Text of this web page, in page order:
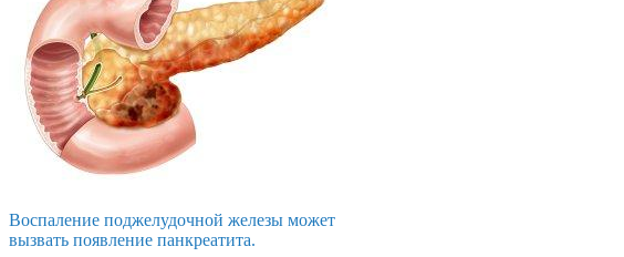
Воспаление поджелудочной железы может
вызвать появление панкреатита.